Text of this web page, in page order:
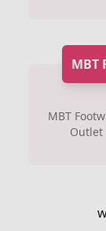
MBT
MBT
Outlet